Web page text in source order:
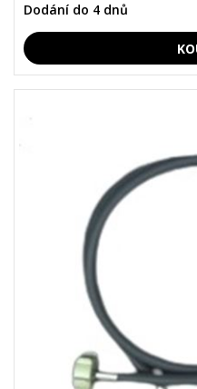
Dodání do 4 dnů